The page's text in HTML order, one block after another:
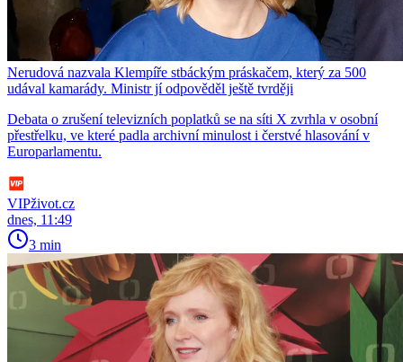
Nerudová nazvala Klempíře stbáckým práskačem, který za 500
udával kamarády. Ministr jí odpověděl ještě tvrději
Debata o zrušení televizních poplatků se na síti X zvrhla v osobní
přestřelku, ve které padla archivní minulost i čerstvé hlasování v
Europarlamentu.
VIPživot.cz
dnes, 11:49
3 min